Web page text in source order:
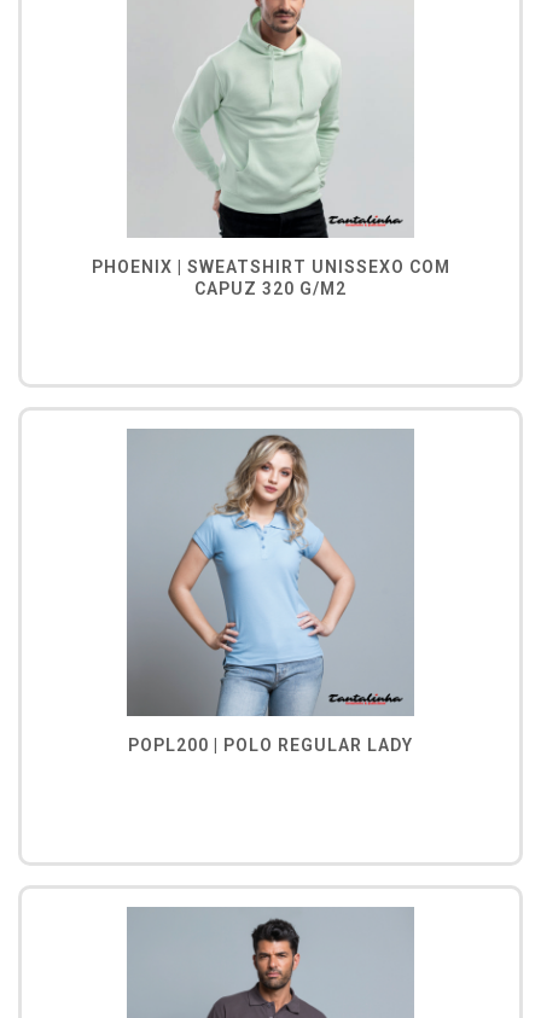
PHOENIX | SWEATSHIRT UNISSEXO COM
CAPUZ 320 G/M2
POPL200 | POLO REGULAR LADY